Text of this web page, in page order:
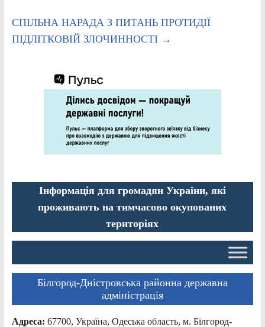
СПІЛЬНА НАРАДА З ПИТАНЬ ПРОТИДІЇ
ПІДЛІТКОВІЙ ЗЛОЧИННОСТІ →
Інформація для громадян України, які
проживають на тимчасово окупованих
територіях
Білгород-Дністровська районна державна
адміністрація
Адреса: 67700, Україна, Одеська область, м. Білгород-